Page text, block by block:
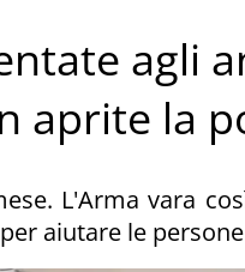
agli
aprite la
L'Arma vara
aiutare le